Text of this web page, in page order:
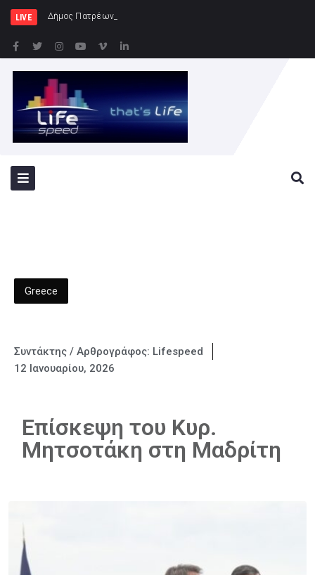
LIVE Δήμος Πατρέων : Τα παιδιά των Ημερ
Greece
Συντάκτης / Αρθρογράφος: Lifespeed
12 Ιανουαρίου, 2026
Επίσκεψη του Κυρ.
Μητσοτάκη στη Μαδρίτη